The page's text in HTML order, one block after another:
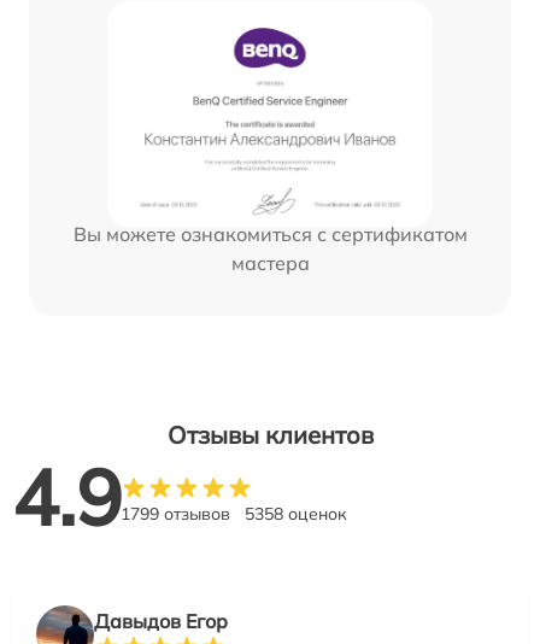
Вы можете ознакомиться с сертификатом
мастера
Отзывы клиентов
4.91799 отзывов 5358 оценок
Давыдов Егор